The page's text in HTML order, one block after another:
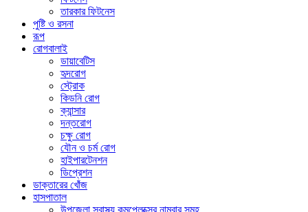
তারকার ফিটনেস
পুষ্টি ও রসনা
রূপ
রোগবালাই
ডায়াবেটিস
হৃদরোগ
স্ট্রোক
কিডনি রোগ
ক্যান্সার
দন্তরোগ
চক্ষু রোগ
যৌন ও চর্ম রোগ
হাইপারটেনশন
ডিপ্রেশন
ডাক্তারের খোঁজ
হাসপাতাল
উপজেলা স্বাস্থ্য কমপ্লেক্সের নাম্বার সমূহ